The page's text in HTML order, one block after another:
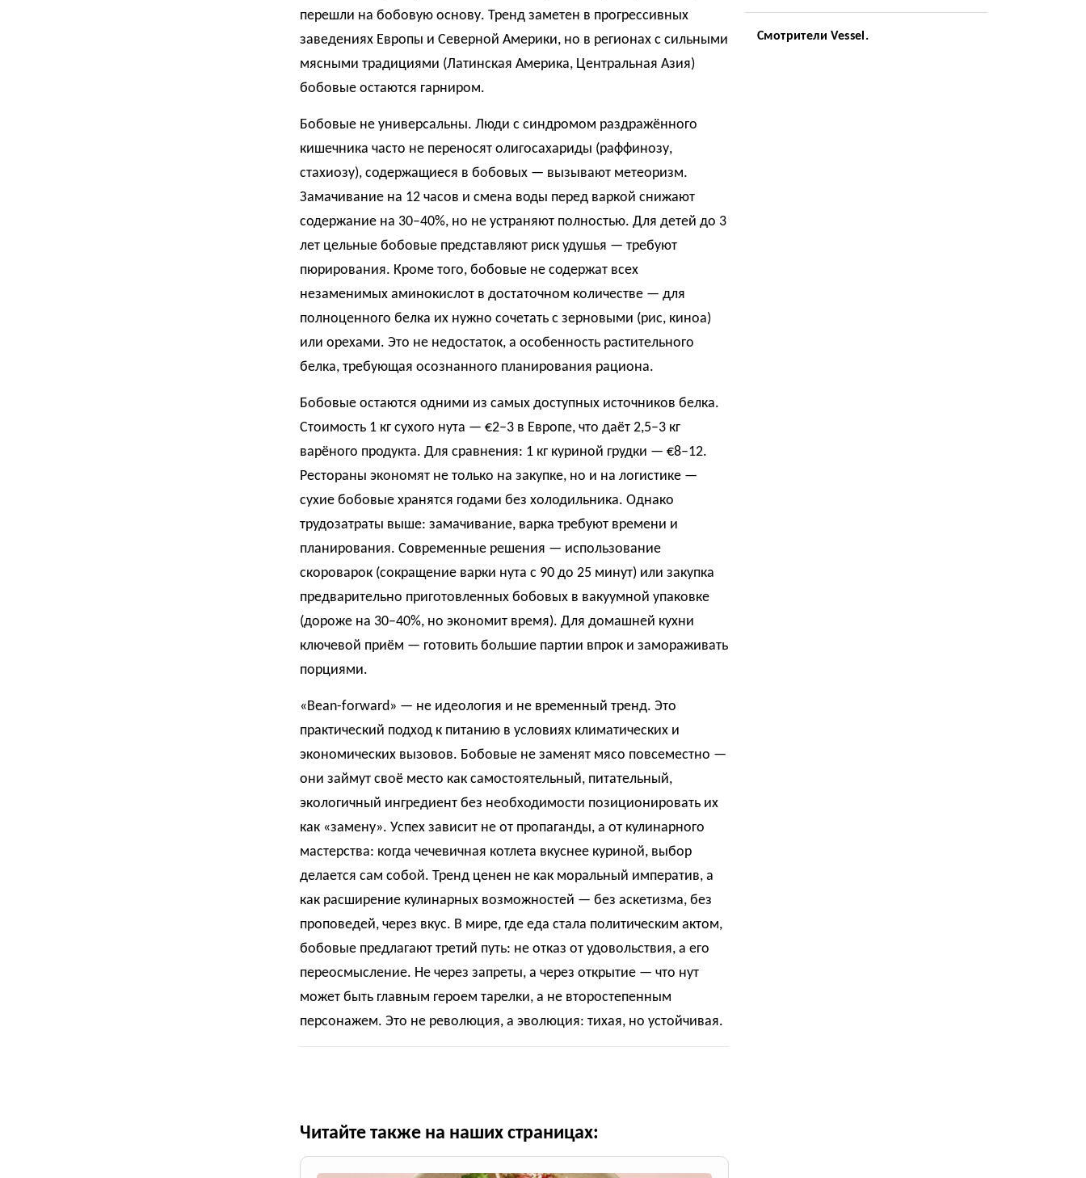
перешли на бобовую основу. Тренд заметен в прогрессивных
заведениях Европы и Северной Америки, но в регионах с сильными
мясными традициями (Латинская Америка, Центральная Азия)
бобовые остаются гарниром.
Бобовые не универсальны. Люди с синдромом раздражённого
кишечника часто не переносят олигосахариды (раффинозу,
стахиозу), содержащиеся в бобовых — вызывают метеоризм.
Замачивание на 12 часов и смена воды перед варкой снижают
содержание на 30–40%, но не устраняют полностью. Для детей до 3
лет цельные бобовые представляют риск удушья — требуют
пюрирования. Кроме того, бобовые не содержат всех
незаменимых аминокислот в достаточном количестве — для
полноценного белка их нужно сочетать с зерновыми (рис, киноа)
или орехами. Это не недостаток, а особенность растительного
белка, требующая осознанного планирования рациона.
Бобовые остаются одними из самых доступных источников белка.
Стоимость 1 кг сухого нута — €2–3 в Европе, что даёт 2,5–3 кг
варёного продукта. Для сравнения: 1 кг куриной грудки — €8–12.
Рестораны экономят не только на закупке, но и на логистике —
сухие бобовые хранятся годами без холодильника. Однако
трудозатраты выше: замачивание, варка требуют времени и
планирования. Современные решения — использование
скороварок (сокращение варки нута с 90 до 25 минут) или закупка
предварительно приготовленных бобовых в вакуумной упаковке
(дороже на 30–40%, но экономит время). Для домашней кухни
ключевой приём — готовить большие партии впрок и замораживать
порциями.
«Bean-forward» — не идеология и не временный тренд. Это
практический подход к питанию в условиях климатических и
экономических вызовов. Бобовые не заменят мясо повсеместно —
они займут своё место как самостоятельный, питательный,
экологичный ингредиент без необходимости позиционировать их
как «замену». Успех зависит не от пропаганды, а от кулинарного
мастерства: когда чечевичная котлета вкуснее куриной, выбор
делается сам собой. Тренд ценен не как моральный императив, а
как расширение кулинарных возможностей — без аскетизма, без
проповедей, через вкус. В мире, где еда стала политическим актом,
бобовые предлагают третий путь: не отказ от удовольствия, а его
переосмысление. Не через запреты, а через открытие — что нут
может быть главным героем тарелки, а не второстепенным
персонажем. Это не революция, а эволюция: тихая, но устойчивая.
Читайте также на наших страницах:
Смотрители Vessel.